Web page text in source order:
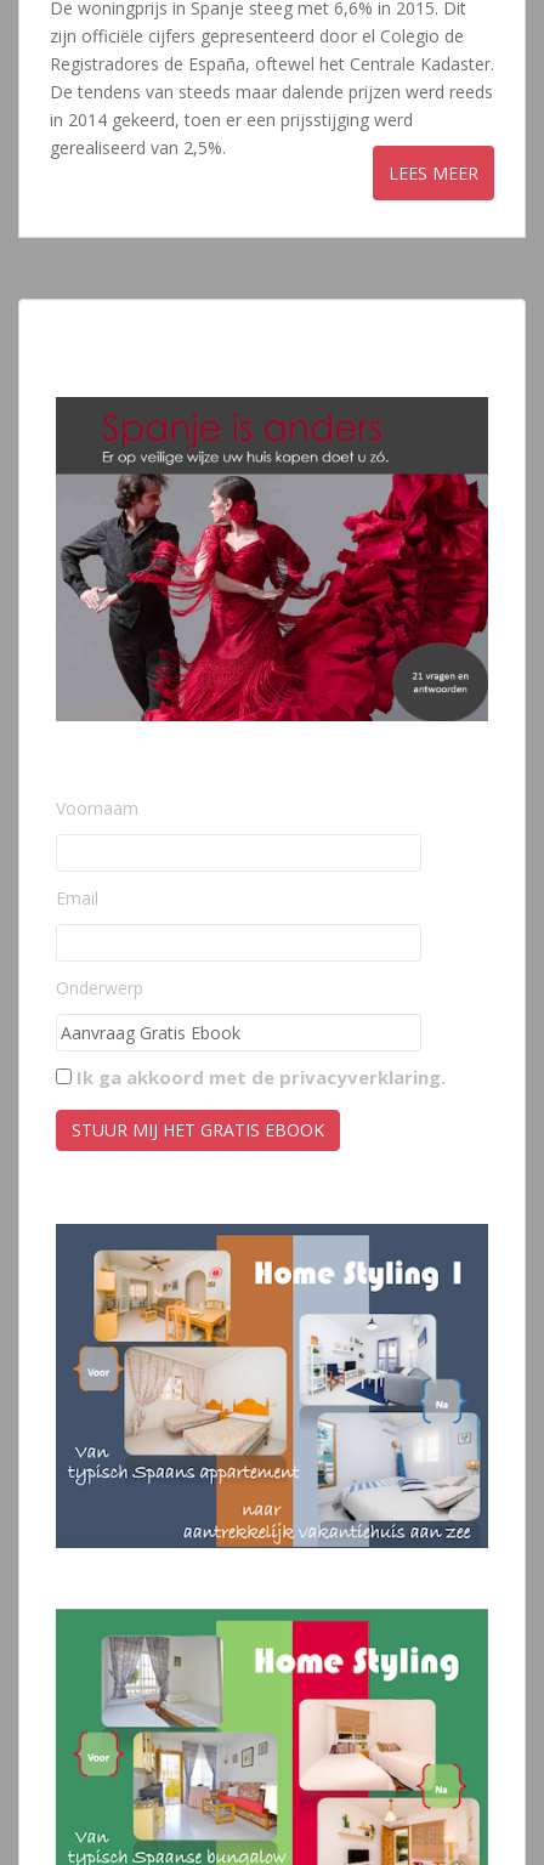
De woningprijs in Spanje steeg met 6,6% in 2015. Dit
zijn officiële cijfers gepresenteerd door el Colegio de
Registradores de España, oftewel het Centrale Kadaster.
De tendens van steeds maar dalende prijzen werd reeds
in 2014 gekeerd, toen er een prijsstijging werd
gerealiseerd van 2,5%.
Voornaam
Email
Onderwerp
Ik ga akkoord met de privacyverklaring.